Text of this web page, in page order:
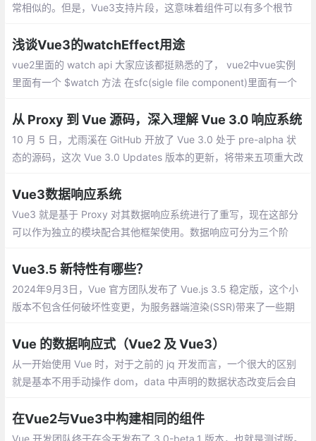
常相似的。但是，Vue3支持片段，这意味着组件可以有多个根节
用。但是，在本例中，表单组件的两个版本都将只保留一个根节点
浅谈Vue3的watchEffect用途
vue2里面的 watch api 大家应该都挺熟悉的了， vue2中vue实例
里面有一个 $watch 方法 在sfc(sigle file component)里面有一个
的行为
从 Proxy 到 Vue 源码，深入理解 Vue 3.0 响应系统
10 月 5 日，尤雨溪在 GitHub 开放了 Vue 3.0 处于 pre-alpha 状
态的源码，这次 Vue 3.0 Updates 版本的更新，将带来五项重大改
Vue3数据响应系统
Vue3 就是基于 Proxy 对其数据响应系统进行了重写，现在这部分
可以作为独立的模块配合其他框架使用。数据响应可分为三个阶
Vue3.5 新特性有哪些？
2024年9月3日，Vue 官方团队发布了 Vue.js 3.5 稳定版，这个小
版本不包含任何破坏性变更，为服务器端渲染(SSR)带来了一些期
Vue 的数据响应式（Vue2 及 Vue3）
从一开始使用 Vue 时，对于之前的 jq 开发而言，一个很大的区别
就是基本不用手动操作 dom，data 中声明的数据状态改变后会自
态发生了变化及哪里有用到这个数据需要随之修改。
在Vue2与Vue3中构建相同的组件
Vue 开发团队终于在今天发布了 3.0-beta.1 版本，也就是测试版。